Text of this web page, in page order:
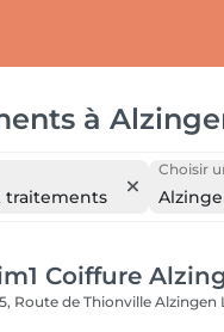
à
traitements
Choisir
Coiffure
Route de ThionvilleAlzingen